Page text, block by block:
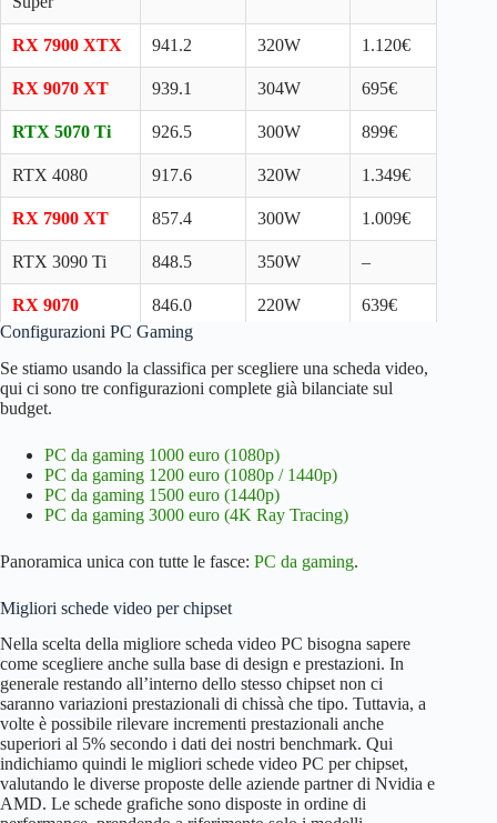
RX 7900 XTX 941.2 320W 1.120€
RX 9070 XT 939.1 304W 695€
RTX 5070 Ti 926.5 300W 899€
RTX 4080 917.6 320W 1.349€
RX 7900 XT 857.4 300W 1.009€
RTX 3090 Ti 848.5 350W –
RX 9070 846.0 220W 639€
Super
808.8 285W 919€
RTX 5070
RTX 3090 785.3 320W
RTX 3080 Ti 773.5 320W
Super
757.4 220W 909€
RX 6900 XT 720.6 300W –
RTX 4070 708.8 200W 669€
RTX 3080 705.9 320W –
Configurazioni PC Gaming
Se stiamo usando la classifica per scegliere una scheda video,
qui ci sono tre configurazioni complete già bilanciate sul
budget.
PC da gaming 1000 euro (1080p)
PC da gaming 1200 euro (1080p / 1440p)
PC da gaming 1500 euro (1440p)
PC da gaming 3000 euro (4K Ray Tracing)
Panoramica unica con tutte le fasce: PC da gaming.
Migliori schede video per chipset
Nella scelta della migliore scheda video PC bisogna sapere
come scegliere anche sulla base di design e prestazioni. In
generale restando all’interno dello stesso chipset non ci
saranno variazioni prestazionali di chissà che tipo. Tuttavia, a
volte è possibile rilevare incrementi prestazionali anche
superiori al 5% secondo i dati dei nostri benchmark. Qui
indichiamo quindi le migliori schede video PC per chipset,
valutando le diverse proposte delle aziende partner di Nvidia e
AMD. Le schede grafiche sono disposte in ordine di